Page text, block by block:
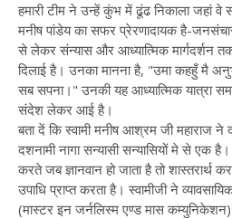
हमारी टीम ने उन्हें कुंभ में ढूंढ निकाला जहां
मनीष पांडेय का सफर प्रेरणादायक है-
से लेकर संन्यास और आध्यात्मिक मार्गदर्शन
दिलाई है। उनका मानना है, "उमा कहहुँ मै
सब सपना।" उनकी यह आध्यात्मिक यात्रा
संदेश लेकर आई है।
बता दें कि स्वामी मनीष आश्रम जी महाराज ने
दशनामी नागा सन्यासी सन्यासियों मे से एक
करते जब ज्ञानवान हो जाता है तो शास्तरार्थ
उपाधि प्राप्त करता है। स्वामीजी ने
(मास्टर इन जर्नलिस्म एण्ड मास